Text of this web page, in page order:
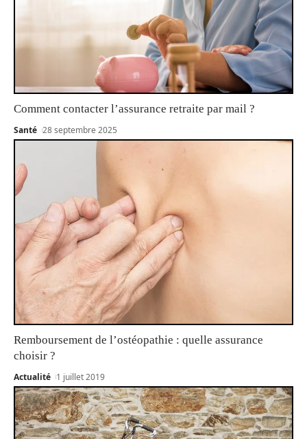
Comment contacter l’assurance retraite par mail ?
Santé 28 septembre 2025
Remboursement de l’ostéopathie : quelle assurance
choisir ?
Actualité 1 juillet 2019